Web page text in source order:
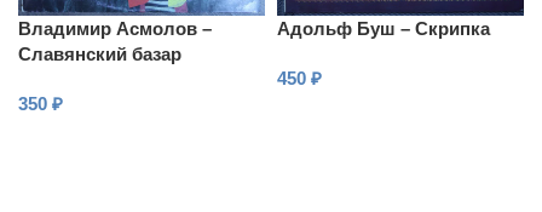
Владимир Асмолов –
Славянский базар
350 ₽
Адольф Буш – Скрипка
450 ₽